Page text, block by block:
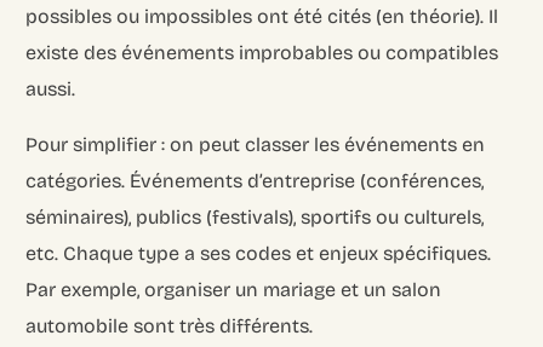
possibles ou impossibles ont été cités (en théorie). Il
existe des événements improbables ou compatibles
aussi.
Pour simplifier : on peut classer les événements en
catégories. Événements d’entreprise (conférences,
séminaires), publics (festivals), sportifs ou culturels,
etc. Chaque type a ses codes et enjeux spécifiques.
Par exemple, organiser un mariage et un salon
automobile sont très différents.